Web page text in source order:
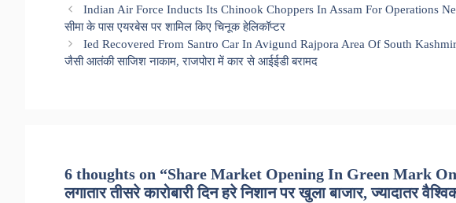
Indian Air Force Inducts Its Chinook Choppers In Assam For Operations
सीमा के पास एयरबेस पर शामिल किए चिनूक हेलिकॉप्टर
Ied Recovered From Santro Car In Avigund Rajpora Area Of South
जैसी आतंकी साजिश नाकाम, राजपोरा में कार से आईईडी बरामद
6 thoughts on “Share Market Opening In Green Mark
लगातार तीसरे कारोबारी दिन हरे निशान पर खुला बाजार, ज्यादातर